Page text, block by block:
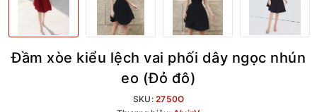
Đầm xòe kiểu lệch vai phối dây ngọc nhún
eo (Đỏ đô)
SKU: 2750O